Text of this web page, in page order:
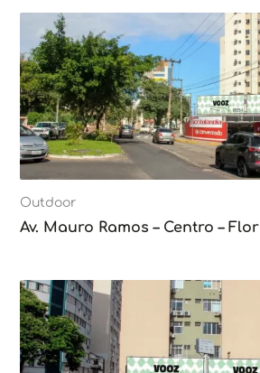
Outdoor
Av. Mauro Ramos – Centro –